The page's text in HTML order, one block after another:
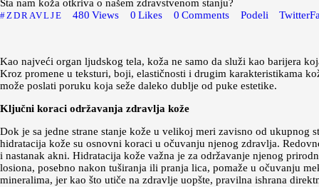
Šta nam koža otkriva o našem zdravstvenom stanju?
ZDRAVLJE 480 Views 0 Likes 0 Comments Podeli Twitter
Kao najveći organ ljudskog tela, koža ne samo da služi kao barijera
Kroz promene u teksturi, boji, elastičnosti i drugim karakteristikama
može poslati poruku koja seže daleko dublje od puke estetike.
Ključni koraci održavanja zdravlja kože
Dok je sa jedne strane stanje kože u velikoj meri zavisno od ukupnog
hidratacija kože su osnovni koraci u očuvanju njenog zdravlja.
i nastanak akni. Hidratacija kože važna je za održavanje njenog
losiona, posebno nakon tuširanja ili pranja lica, pomaže u očuvanju
mineralima, jer kao što utiče na zdravlje uopšte, pravilna ishrana